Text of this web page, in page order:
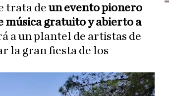
trata de un evento pionero
música gratuito y abierto a
a un plantel de artistas de
la gran fiesta de los